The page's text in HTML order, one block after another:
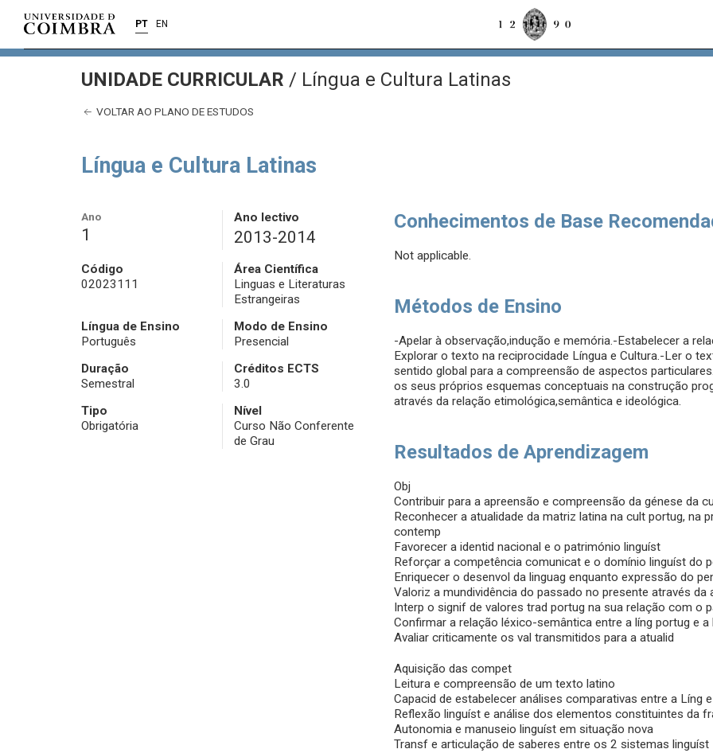
PT EN
UNIDADE CURRICULAR / Língua e Cultura Latinas
VOLTAR AO PLANO DE ESTUDOS
Língua e Cultura Latinas
Ano
1
Ano lectivo
2013-2014
Código
02023111
Área Científica
Linguas e Literaturas
Estrangeiras
Língua de Ensino
Português
Modo de Ensino
Presencial
Duração
Semestral
Créditos ECTS
3.0
Tipo
Obrigatória
Nível
Curso Não Conferente
de Grau
Conhecimentos de Base
Not applicable.
Métodos de Ensino
-Apelar à observação,indução e memória.-Estabelecer a
Explorar o texto na reciprocidade Língua e Cultura.-Ler o
sentido global para a compreensão de aspectos
os seus próprios esquemas conceptuais na construção
através da relação etimológica,semântica e ideológica.
Resultados de Aprendizagem
Obj
Contribuir para a apreensão e compreensão da génese da
Reconhecer a atualidade da matriz latina na cult portug,
contemp
Favorecer a identid nacional e o património linguíst
Reforçar a competência comunicat e o domínio linguíst do
Enriquecer o desenvol da linguag enquanto expressão do
Valoriz a mundividência do passado no presente através
Interp o signif de valores trad portug na sua relação com o
Confirmar a relação léxico-semântica entre a líng portug e a
Avaliar criticamente os val transmitidos para a atualid
Aquisição das compet
Leitura e compreensão de um texto latino
Capacid de estabelecer análises comparativas entre a Líng
Reflexão linguíst e análise dos elementos constituintes da
Autonomia e manuseio linguíst em situação nova
Transf e articulação de saberes entre os 2 sistemas linguíst